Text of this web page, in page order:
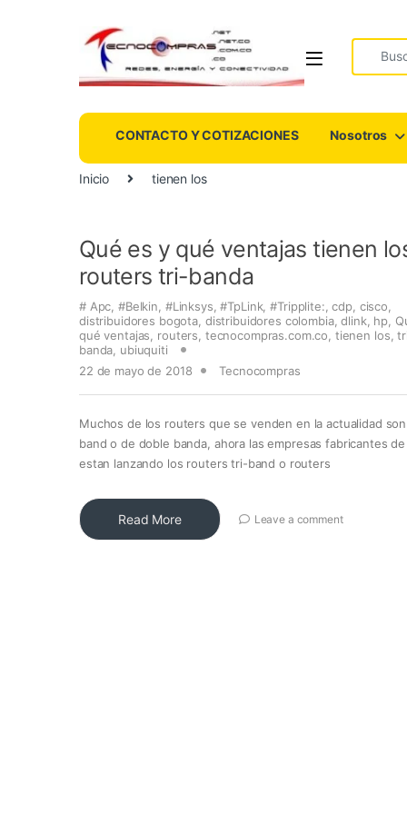
Search
CONTACTO Y COTIZACIONES Nosotros
Inicio tienen los
Qué es y qué ventajas tienen
routers tri-banda
# Apc ,#Belkin #Linksys ,#TpLink ,#Tripplite: ,cdp cisco
distribuidores bogota distribuidores colombia,dlink hp
qué ventajas
routers tecnocompras.com.co tienen los ,
banda ubiuquiti
22 de mayo de 2018
Tecnocompras
Muchos de los routers que se venden en la actualidad
band o de doble banda, ahora las empresas fabricantes
estan lanzando los routers tri-band o routers
Read More Leave a comment